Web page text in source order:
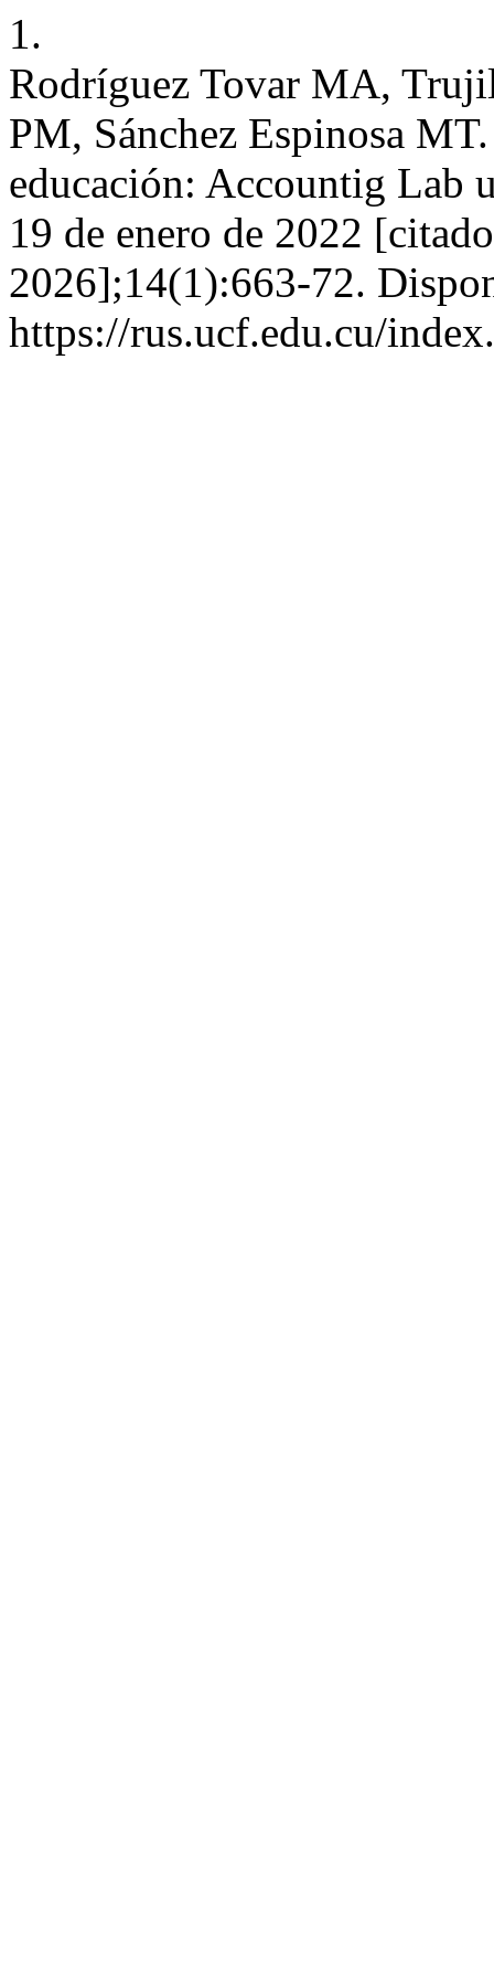
1.
Rodríguez Tovar MA,
PM, Sánchez Espinosa
educación: Accountig Lab
19 de enero de 2022
2026];14(1):663-72.
https://rus.ucf.edu.cu/